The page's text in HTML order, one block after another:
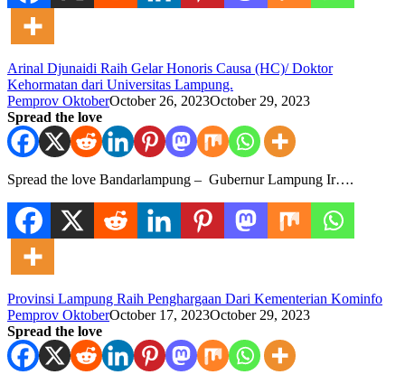
Arinal Djunaidi Raih Gelar Honoris Causa (HC)/ Doktor
Kehormatan dari Universitas Lampung.
Pemprov OktoberOctober 26, 2023October 29, 2023
Spread the love
Spread the love Bandarlampung – Gubernur Lampung Ir….
Provinsi Lampung Raih Penghargaan Dari Kementerian Kominfo
Pemprov OktoberOctober 17, 2023October 29, 2023
Spread the love